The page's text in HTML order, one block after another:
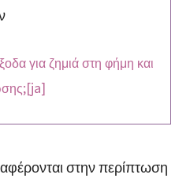
για ζημιά στη φήμη και
στην περίπτωση